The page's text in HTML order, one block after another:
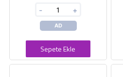
- +
AD
Sepete Ekle